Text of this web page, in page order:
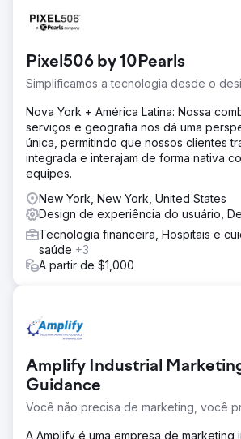
os produtos da marca em destaque, ao
que criamos uma jornada perfeita para
web contínuos — criando
personalizadas, mantendo a marca
um desempenho impecável e
baseadas em dados e no
Resultado
A Cleverpup agora conta com uma
robusta e com ótimo desempenho. O
da Shopify oferece valor tangível com
intuitiva para o cliente, tempos de
e funcionalidade confiável. A parceria
evolução contínua — novos recursos
regularmente, mantendo a experiência
medida que o negócio cresce. O site
— é uma vantagem competitiva.
Pixel506 by 10Pearls
Simplificamos a tecnologia desde o
Nova York + América Latina: Nossa
serviços e geografia nos dá uma
única, permitindo que nossos clientes
integrada e interajam de forma nativa
equipes.
New York, New York, United States
Design de experiência do usuário,
Tecnologia financeira, Hospitais e
saúde +3
A partir de $1,000
Amplify Industrial
Guidance
Você não precisa de marketing, você
A Amplify é uma empresa de marketing